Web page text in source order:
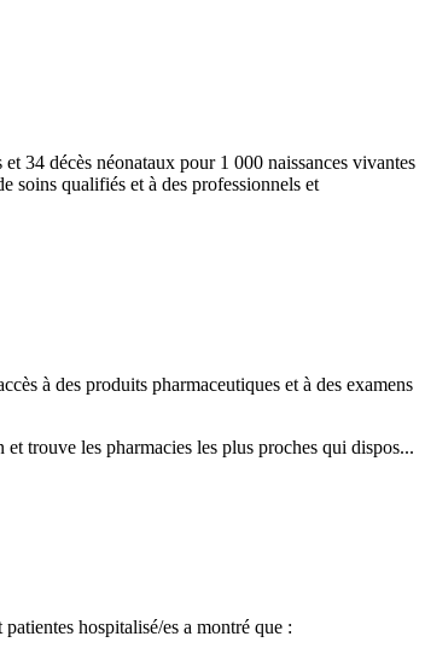
34 décès néonataux pour 1 000 naissances vivantes
soins qualifiés et à des professionnels et
à des produits pharmaceutiques et à des examens
trouve les pharmacies les plus proches qui dispos...
hospitalisé/es a montré que :